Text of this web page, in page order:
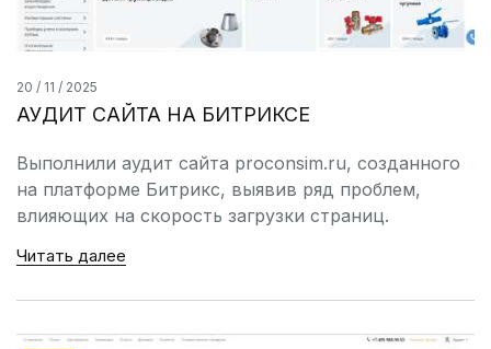
20 / 11 / 2025
АУДИТ САЙТА НА БИТРИКСЕ
Выполнили аудит сайта proconsim.ru, созданного
на платформе Битрикс, выявив ряд проблем,
влияющих на скорость загрузки страниц.
Читать далее